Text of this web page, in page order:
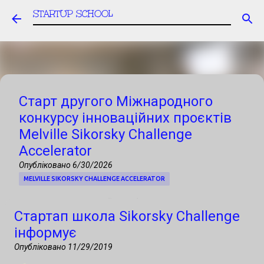
Перейти до основного вмісту
STARTUP SCHOOL
Старт другого Міжнародного
конкурсу інноваційних проєктів
Melville Sikorsky Challenge
Accelerator
Опубліковано 6/30/2026
MELVILLE SIKORSKY CHALLENGE ACCELERATOR
команди, університети та технологічні
компанії до участі в Міжнародному
Стартап школа Sikorsky Challenge
інформує
Опубліковано 11/29/2019